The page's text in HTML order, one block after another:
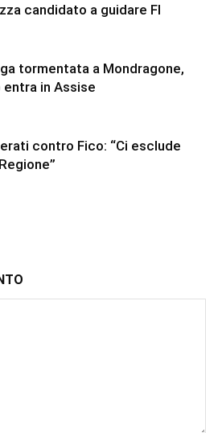
testo
candidato a guidare FI
tormentata a Mondragone,
entra in Assise
contro Fico: “Ci esclude